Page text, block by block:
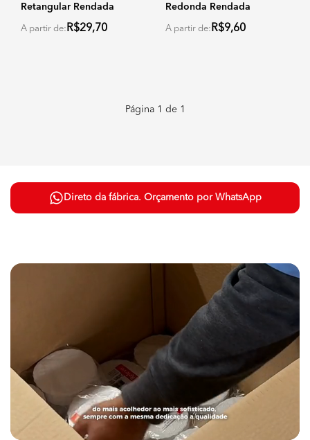
Retangular Rendada
A partir de: R$29,70
Redonda Rendada
A partir de: R$9,60
Página 1 de 1
Direto da fábrica. Orçamento por WhatsApp